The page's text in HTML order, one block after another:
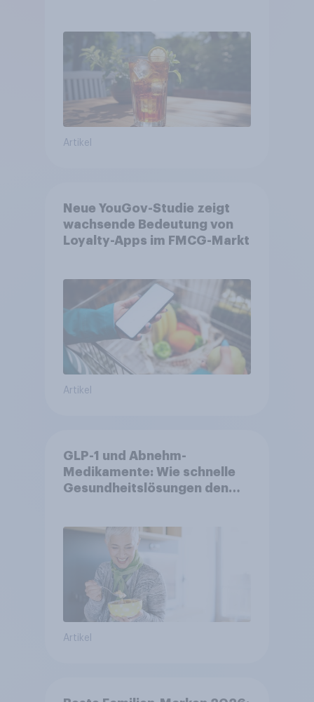
Artikel
Neue YouGov-Studie zeigt
wachsende Bedeutung von
Loyalty-Apps im FMCG-Markt
Artikel
GLP-1 und Abnehm-
Medikamente: Wie schnelle
Gesundheitslösungen den
Artikel